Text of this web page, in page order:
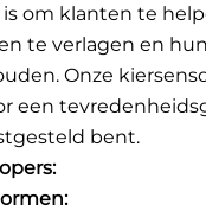
is om klanten te
te verlagen en
Onze
een
bent.